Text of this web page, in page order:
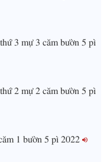
3 mự 3 căm bườn 5 pì
2 mự 2 căm bườn 5 pì
1 bườn 5 pì 2022